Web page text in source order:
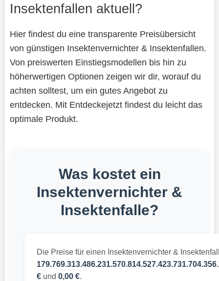
Insektenfallen aktuell?
Hier findest du eine transparente Preisübersicht
von günstigen Insektenvernichter & Insektenfallen.
Von preiswerten Einstiegsmodellen bis hin zu
höherwertigen Optionen zeigen wir dir, worauf du
achten solltest, um ein gutes Angebot zu
entdecken. Mit Entdeckejetzt findest du leicht das
optimale Produkt.
Was kostet ein
Insektenvernichter &
Insektenfalle?
Die Preise für einen Insektenvernichter &
€und 0,00 €.